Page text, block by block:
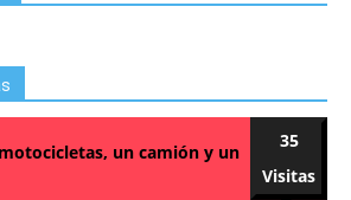
un camión y un
35
Visitas